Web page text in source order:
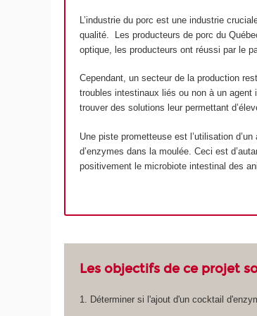
L’industrie du porc est une industrie
qualité. Les producteurs de porc du
optique, les producteurs ont réussi par le
Cependant, un secteur de la production
troubles intestinaux liés ou non à un
trouver des solutions leur permettant
Une piste prometteuse est l’utilisation
d’enzymes dans la moulée. Ceci est
positivement le microbiote intestinal des
Les objectifs de ce projet
1. Déterminer si l'ajout d'un cocktail